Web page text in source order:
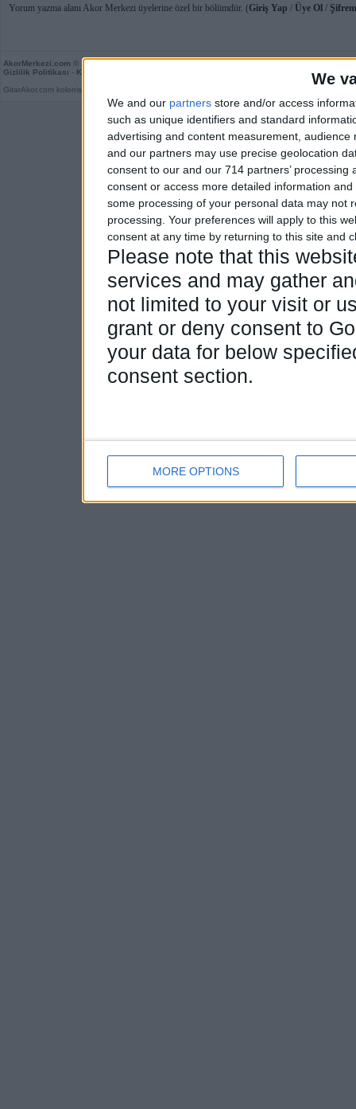
We
We and our partners store and/or access
such as unique identifiers and standard
advertising and content measurement,
and our partners may use precise geolocation
consent to our and our 714 partners’
consent or access more detailed information
some processing of your personal data may not
processing. Your preferences will apply to this
consent at any time by returning to this site and
Please note that this
services and may gather
not limited to your visit or
grant or deny consent to
your data for below
consent section.
MORE OPTIONS
Yorum yazma alanı Akor Merkezi üyelerine özel bir bölümdür. (Giriş Yap / Üye Ol /
AkorMerkezi.com © 2026
Gizlilik Politikası - Kullanım Koşulları
GitarAkor.com kolonisidir. Derleme 0,03 saniye.